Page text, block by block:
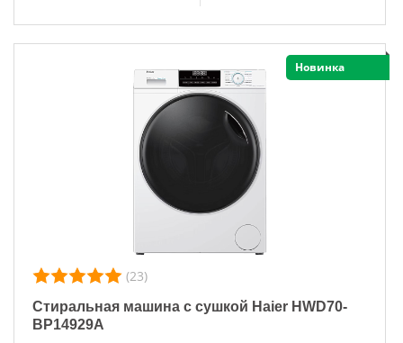
Новинка
(23)
Стиральная машина с сушкой Haier HWD70-
BP14929A